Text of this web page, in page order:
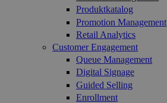
Produktkatalog
Promotion Management
Retail Analytics
Customer Engagement
Queue Management
Digital Signage
Guided Selling
Enrollment